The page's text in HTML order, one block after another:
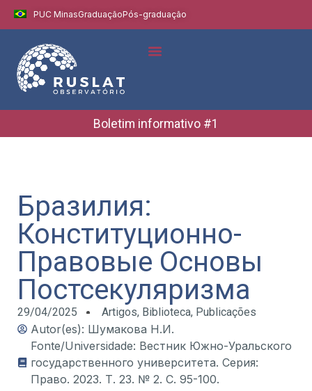
PUC MinasGraduaçãoPós-graduação
Boletim informativo #1
Бразилия:
Конституционно-
Правовые Основы
Постсекуляризма
29/04/2025 Artigos, Biblioteca, Publicações
Autor(es): Шумакова Н.И.
Fonte/Universidade: Вестник Южно-Уральского
государственного университета. Серия:
Право. 2023. Т. 23. № 2. С. 95-100.